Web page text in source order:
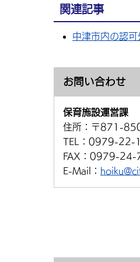
関連記事
中津市内の認
お問い合わせ
保育施設運営課
住所： 〒871-
TEL： 0979-22-
FAX： 0979-24-
E-Mail：